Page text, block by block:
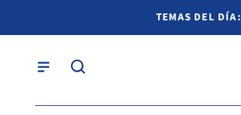
TEMAS DEL DÍA: